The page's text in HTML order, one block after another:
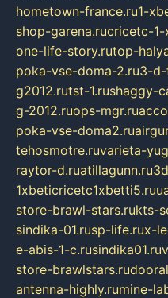
hometown-france.ru1-
shop-garena.rucricetc-1-
one-life-story.rutop-
poka-vse-doma-2.ru3-d-
g2012.rutst-1.rushaggy-
g-2012.ruops-mgr.ru
poka-vse-doma2.ru
tehosmotre.ruvarieta-
raytor-d.ruatillagunn.ru
1xbeticricetc1xbetti5.ru
store-brawl-stars.rukts-
sindika-01.rusp-life.rux-
e-abis-1-c.rusindika01.ru
store-brawlstars.ru
antenna-highly.rumine-